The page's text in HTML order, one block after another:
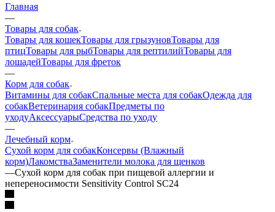
Главная
—
Товары для собак
Товары для кошекТовары для грызуновТовары для
птицТовары для рыбТовары для рептилийТовары для
лошадейТовары для фреток
—
Корм для собак
Витамины для собакСпальные места для собакОдежда для
собакВетеринария собакПредметы по
уходуАксессуарыСредства по уходу
—
Лечебный корм
Сухой корм для собакКонсервы (Влажный
корм)ЛакомстваЗаменители молока для щенков
—Сухой корм для собак при пищевой аллергии и
непереносимости Sensitivity Control SC24